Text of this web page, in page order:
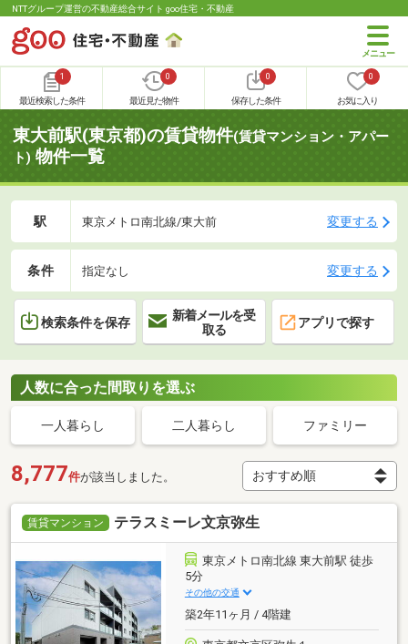
NTTグループ運営の不動産総合サイト goo住宅・不動産
1
最近検索した条件
0
最近見た物件
0
保存した条件
0
お気に入り
東大前駅(東京都)の賃貸物件(賃貸マンション・アパー
ト) 物件一覧
駅 東京メトロ南北線/東大前 変更する
条件 指定なし 変更する
検索条件を保存
新着メールを受
取る
アプリで探す
人数に合った間取りを選ぶ
一人暮らし 二人暮らし ファミリー
8,777件が該当しました。
賃貸マンション テラスミーレ文京弥生
東京メトロ南北線 東大前駅 徒歩
5分
その他の交通
築2年11ヶ月 / 4階建